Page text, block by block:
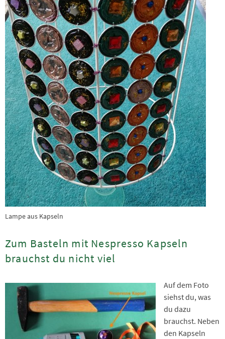
Lampe aus Kapseln
Zum Basteln mit Nespresso Kapseln
brauchst du nicht viel
Auf dem Foto
siehst du, was
du dazu
brauchst. Neben
den Kapseln